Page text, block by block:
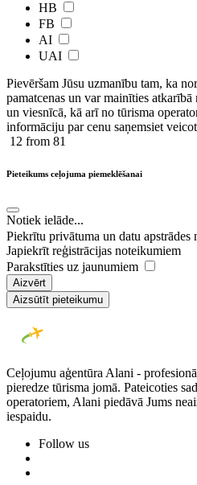
HB
FB
AI
UAI
Pievēršam Jūsu uzmanību tam, ka
pamatcenas un var mainīties
un viesnīcā, kā arī no tūrisma
informāciju par cenu saņemsiet
12 from 81
Pieteikums ceļojuma piemeklēšanai
Notiek ielāde...
Piekrītu privātuma un datu apstrādes
Japiekrīt reģistrācijas noteikumiem
Parakstīties uz jaunumiem
Aizvērt
Aizsūtīt pieteikumu
Ceļojumu aģentūra Alani -
pieredze tūrisma jomā. Pateicoties
operatoriem, Alani piedāvā Jums
iespaidu.
Follow us